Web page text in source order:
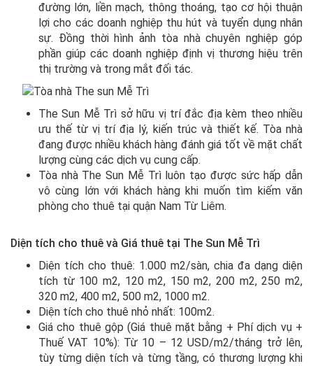
đường lớn, liền mạch, thông thoáng, tạo cơ hội thuận
lợi cho các doanh nghiệp thu hút và tuyển dụng nhân
sự. Đồng thời hình ảnh tòa nhà chuyên nghiệp góp
phần giúp các doanh nghiệp định vị thương hiệu trên
thị trường và trong mắt đối tác.
The Sun Mễ Trì sở hữu vị trí đắc địa kèm theo nhiều
ưu thế từ vị trí địa lý, kiến trúc và thiết kế. Tòa nhà
đang được nhiều khách hàng đánh giá tốt về mặt chất
lượng cùng các dịch vụ cung cấp.
Tòa nhà The Sun Mễ Trì luôn tạo được sức hấp dẫn
vô cùng lớn với khách hàng khi muốn tìm kiếm văn
phòng cho thuê tại quận Nam Từ Liêm.
Diện tích cho thuê và Giá thuê tại The Sun Mễ Trì
Diện tích cho thuê: 1.000 m2/sàn, chia đa dạng diện
tích từ 100 m2, 120 m2, 150 m2, 200 m2, 250 m2,
320 m2, 400 m2, 500 m2, 1000 m2.
Diện tích cho thuê nhỏ nhất: 100m2.
Giá cho thuê gộp (Giá thuê mặt bằng + Phí dịch vụ +
Thuế VAT 10%): Từ 10 – 12 USD/m2/tháng trở lên,
tùy từng diện tích và từng tầng, có thương lượng khi